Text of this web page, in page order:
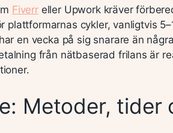
Fiverreller Upwork kräver
plattformarnas cykler, vanligtvis
en vecka på sig snarare än
från nätbaserad frilans är
Metoder, tider